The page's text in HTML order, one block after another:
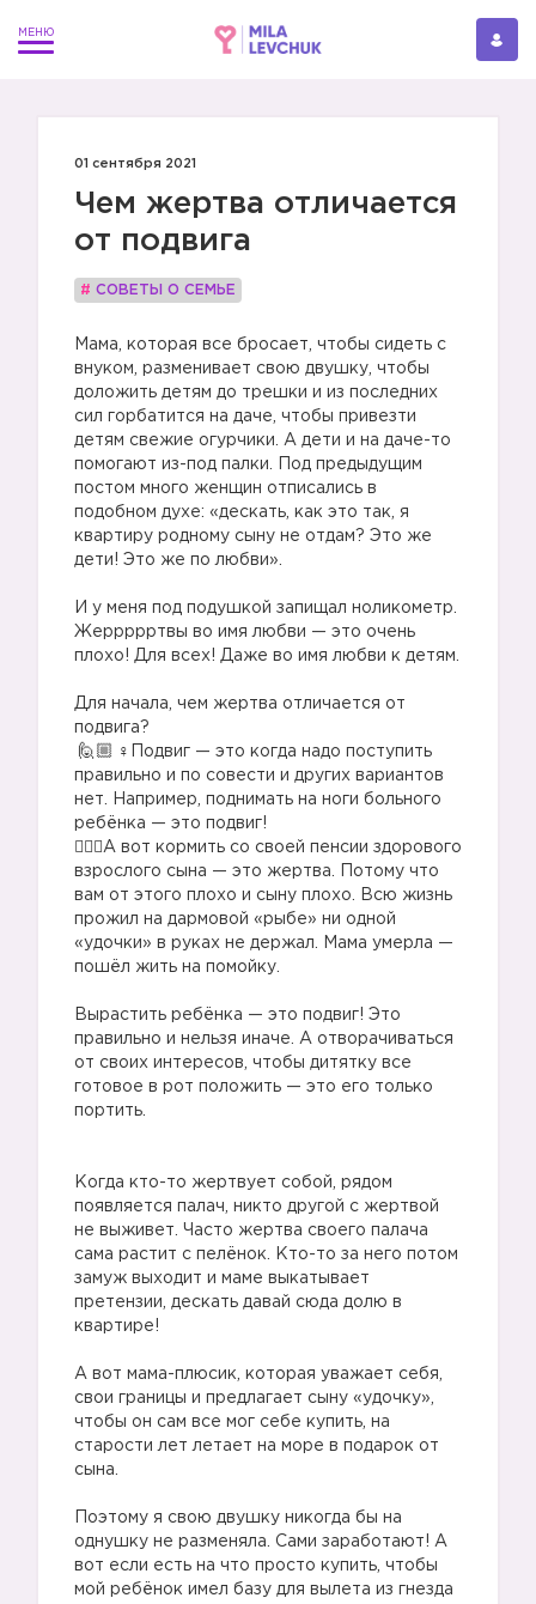
01 сентября 2021
Чем жертва отличается
от подвига
# СОВЕТЫ О СЕМЬЕ
Мама, которая все бросает, чтобы сидеть с
внуком, разменивает свою двушку, чтобы
доложить детям до трешки и из последних
сил горбатится на даче, чтобы привезти
детям свежие огурчики. А дети и на даче-то
помогают из-под палки. Под предыдущим
постом много женщин отписались в
подобном духе: «дескать, как это так, я
квартиру родному сыну не отдам? Это же
дети! Это же по любви».
И у меня под подушкой запищал ноликометр.
Жеррррртвы во имя любви — это очень
плохо! Для всех! Даже во имя любви к детям.
Для начала, чем жертва отличается от
подвига?
‍♀️Подвиг — это когда надо поступить
правильно и по совести и других вариантов
нет. Например, поднимать на ноги больного
ребёнка — это подвиг!
🤦🏼‍♀️А вот кормить со своей пенсии здорового
взрослого сына — это жертва. Потому что
вам от этого плохо и сыну плохо. Всю жизнь
прожил на дармовой «рыбе» ни одной
«удочки» в руках не держал. Мама умерла —
пошёл жить на помойку.
Вырастить ребёнка — это подвиг! Это
правильно и нельзя иначе. А отворачиваться
от своих интересов, чтобы дитятку все
готовое в рот положить — это его только
портить.
Когда кто-то жертвует собой, рядом
появляется палач, никто другой с жертвой
не выживет. Часто жертва своего палача
сама растит с пелёнок. Кто-то за него потом
замуж выходит и маме выкатывает
претензии, дескать давай сюда долю в
квартире!
А вот мама-плюсик, которая уважает себя,
свои границы и предлагает сыну «удочку»,
чтобы он сам все мог себе купить, на
старости лет летает на море в подарок от
сына.
Поэтому я свою двушку никогда бы на
однушку не разменяла. Сами заработают! А
вот если есть на что просто купить, чтобы
мой ребёнок имел базу для вылета из гнезда